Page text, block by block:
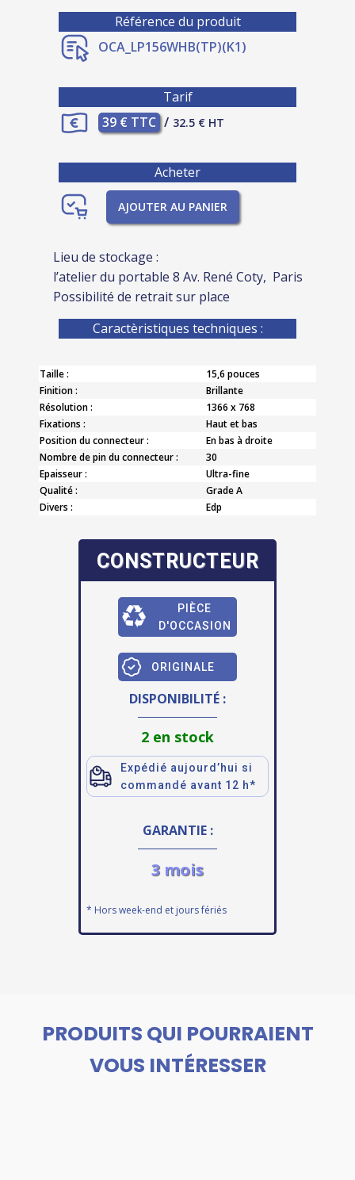
Référence du produit
OCA_LP156WHB(TP)(K1)
Tarif
39 € TTC / 32.5 € HT
Acheter
AJOUTER AU PANIER
Lieu de stockage :
l’atelier du portable 8 Av. René Coty, Paris
Possibilité de retrait sur place
Caractèristiques techniques :
Taille :
15,6 pouces
Finition :
Brillante
Résolution :
1366 x 768
Fixations :
Haut et bas
Position du connecteur :
En bas à droite
Nombre de pin du connecteur :
30
Epaisseur :
Ultra-fine
Qualité :
Grade A
Divers :
Edp
CONSTRUCTEUR
PIÈCE
D'OCCASION
ORIGINALE
DISPONIBILITÉ :
2 en stock
Expédié aujourd’hui si
commandé avant 12 h*
GARANTIE :
3 mois
* Hors week-end et jours fériés
PRODUITS QUI POURRAIENT
VOUS INTÉRESSER